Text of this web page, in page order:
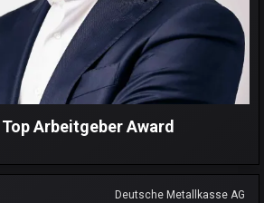
Arbeitgeber Award
Deutsche Metallkasse AG